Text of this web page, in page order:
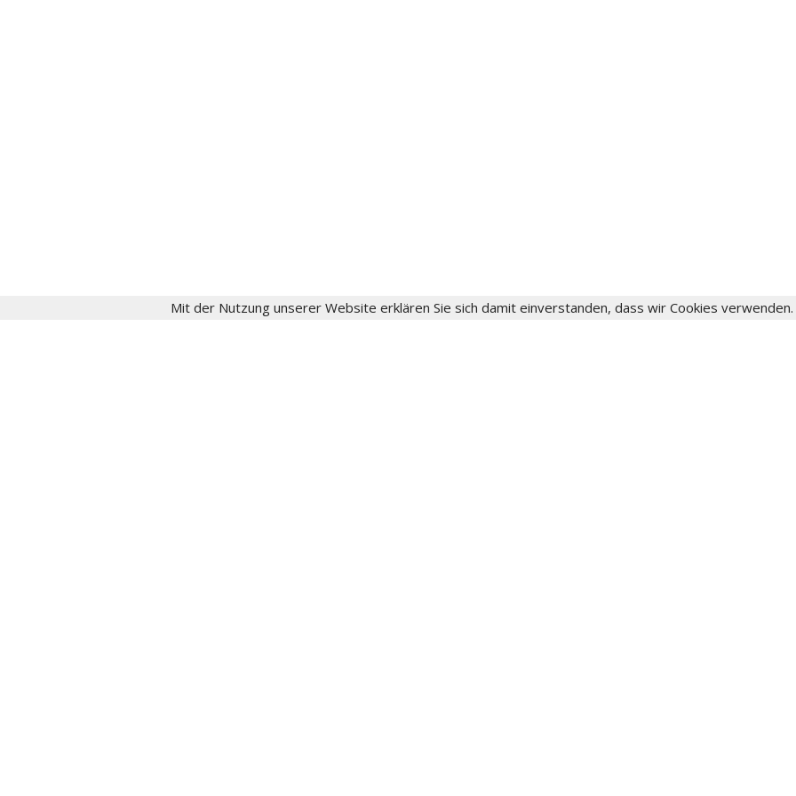
Mit der Nutzung unserer Website erklären Sie sich damit einverstanden, dass wir Cookies verwenden.